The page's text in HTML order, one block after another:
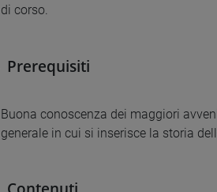
di corso.
Prerequisiti
Buona conoscenza dei maggiori
generale in cui si inserisce la storia